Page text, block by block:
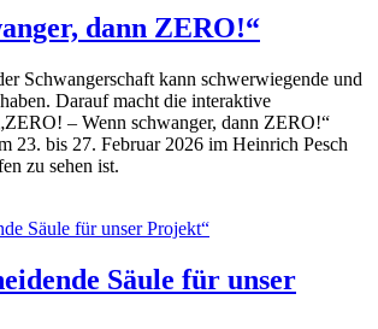
dann ZERO!“
Schwangerschaft kann schwerwiegende und
Darauf macht die interaktive
– Wenn schwanger, dann ZERO!“
23. bis 27. Februar 2026 im Heinrich Pesch
zu sehen ist.
Säule für unser